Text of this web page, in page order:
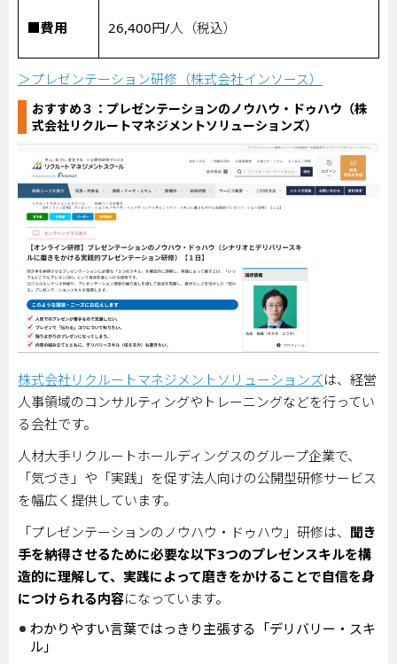
■費用 26,400円/人（税込）
＞プレゼンテーション研修（株式会社インソース）
おすすめ３： プレゼンテーションのノウハウ・ドゥハウ（株
式会社リクルートマネジメントソリューションズ）
株式会社リクルートマネジメントソリューションズは、経営
人事領域のコンサルティングやトレーニングなどを行ってい
る会社です。
人材大手リクルートホールディングスのグループ企業で、
「気づき」や「実践」を促す法人向けの公開型研修サービス
を幅広く提供しています。
「プレゼンテーションのノウハウ・ドゥハウ」研修は、 聞き
手を納得させるために必要な以下3つのプレゼンスキルを構
造的に理解して、実践によって磨きをかけることで自信を身
につけられる内容になっています。
わかりやすい言葉ではっきり主張する「デリバリー・スキ
ル」